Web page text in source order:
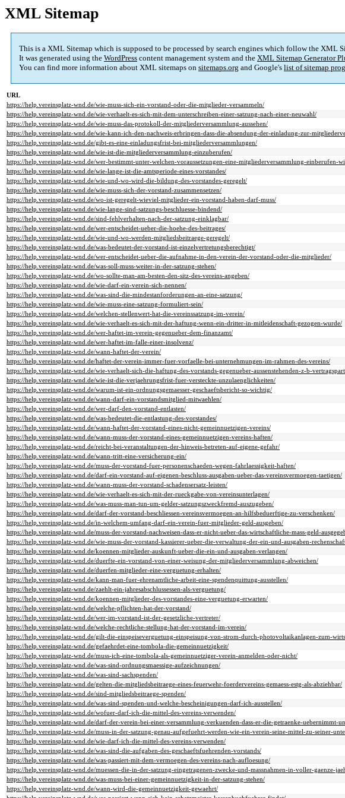
XML Sitemap
This is a XML Sitemap which is supposed to be processed by search engines which follow the XML
It was generated using the WordPress content management system and the XML Sitemap Generator
You can find more information about XML sitemaps on sitemaps.org and Google's list of sitemap
URL
https://help.vereinsplatz-wnd.de/wie-muss-sich-ein-vorstand-oder-die-mitglieder-versammeln/
https://help.vereinsplatz-wnd.de/wie-verhaelt-es-sich-mit-dem-unterschreiben-einer-satzung-nach-einer-neuwahl/
https://help.vereinsplatz-wnd.de/wie-muss-das-protokoll-der-mitgliederversammlung-aussehen/
https://help.vereinsplatz-wnd.de/wie-kann-ich-den-nachweis-erbringen-dass-die-absendung-der-einladung-zur-
https://help.vereinsplatz-wnd.de/gibt-es-eine-einladungsfrist-bei-mitgliederversammlungen/
https://help.vereinsplatz-wnd.de/wie-ist-die-mitgliederversammlung-einzuberufen/
https://help.vereinsplatz-wnd.de/wer-bestimmt-unter-welchen-voraussetzungen-eine-mitgliederversammlung-einberufen-
https://help.vereinsplatz-wnd.de/wie-lange-ist-die-amtsperiode-eines-vorstandes/
https://help.vereinsplatz-wnd.de/wie-und-wo-wird-die-bildung-des-vorstandes-geregelt/
https://help.vereinsplatz-wnd.de/wie-muss-sich-der-vorstand-zusammensetzen/
https://help.vereinsplatz-wnd.de/wo-ist-geregelt-wieviel-mitglieder-ein-vorstand-haben-darf-muss/
https://help.vereinsplatz-wnd.de/wie-lange-sind-satzungs-beschluesse-bindend/
https://help.vereinsplatz-wnd.de/sind-fehlverhalten-nach-der-satzung-einklagbar/
https://help.vereinsplatz-wnd.de/wer-entscheidet-ueber-die-hoehe-des-beitrages/
https://help.vereinsplatz-wnd.de/wie-und-wo-werden-mitgliedsbeitraege-geregelt/
https://help.vereinsplatz-wnd.de/was-bedeutet-der-vorstand-ist-einzelvertretungsberechtigt/
https://help.vereinsplatz-wnd.de/wer-entscheidet-ueber-die-aufnahme-in-den-verein-der-vorstand-oder-die-mitglieder/
https://help.vereinsplatz-wnd.de/was-soll-muss-weiter-in-der-satzung-stehen/
https://help.vereinsplatz-wnd.de/wo-sollte-man-am-besten-den-sitz-des-vereins-angeben/
https://help.vereinsplatz-wnd.de/wie-darf-ein-verein-sich-nennen/
https://help.vereinsplatz-wnd.de/was-sind-die-mindestanforderungen-an-eine-satzung/
https://help.vereinsplatz-wnd.de/wie-muss-eine-satzung-formuliert-sein/
https://help.vereinsplatz-wnd.de/welchen-stellenwert-hat-die-vereinssatzung-im-verein/
https://help.vereinsplatz-wnd.de/wie-verhaelt-es-sich-mit-der-haftung-wenn-ein-dritter-in-mitleidenschaft-gezogen-wurde/
https://help.vereinsplatz-wnd.de/wer-haftet-im-verein-gegenueber-dem-finanzamt/
https://help.vereinsplatz-wnd.de/wer-haftet-im-falle-einer-insolvenz/
https://help.vereinsplatz-wnd.de/wann-haftet-der-verein/
https://help.vereinsplatz-wnd.de/haftet-der-verein-immer-fuer-vorfaelle-bei-unternehmungen-im-rahmen-des-vereins/
https://help.vereinsplatz-wnd.de/wie-verhaelt-sich-die-haftung-des-vorstands-gegenueber-aussenstehenden-z-b-
https://help.vereinsplatz-wnd.de/wie-ist-die-verjaehrungsfrist-fuer-versteckte-unzulaenglichkeiten/
https://help.vereinsplatz-wnd.de/warum-ist-ein-ordnungsgemaesser-geschaeftsbericht-so-wichtig/
https://help.vereinsplatz-wnd.de/wann-darf-ein-vorstandsmitglied-mitwaehlen/
https://help.vereinsplatz-wnd.de/wer-darf-den-vorstand-entlasten/
https://help.vereinsplatz-wnd.de/was-bedeutet-die-entlastung-des-vorstandes/
https://help.vereinsplatz-wnd.de/wann-haftet-der-vorstand-eines-nicht-gemeinnuetzigen-vereins/
https://help.vereinsplatz-wnd.de/wann-muss-der-vorstand-eines-gemeinnuetzigen-vereins-haften/
https://help.vereinsplatz-wnd.de/reicht-bei-veranstaltungen-der-hinweis-betreten-auf-eigene-gefahr/
https://help.vereinsplatz-wnd.de/wann-tritt-eine-versicherung-ein/
https://help.vereinsplatz-wnd.de/muss-der-vorstand-fuer-personenschaeden-wegen-fahrlaessigkeit-haften/
https://help.vereinsplatz-wnd.de/darf-ein-vorstand-auf-eigenen-beschluss-ausgaben-ueber-das-vereinsvermoegen-taetigen/
https://help.vereinsplatz-wnd.de/wann-muss-der-vorstand-schadensersatz-leisten/
https://help.vereinsplatz-wnd.de/wie-verhaelt-es-sich-mit-der-rueckgabe-von-vereinsunterlagen/
https://help.vereinsplatz-wnd.de/was-muss-man-tun-um-gelder-satzungszweckfremd-auszugeben/
https://help.vereinsplatz-wnd.de/darf-der-vorstand-beschliessen-vereinsvermoegen-an-hilfsbeduerftige-zu-verschenken/
https://help.vereinsplatz-wnd.de/in-welchem-umfang-darf-ein-verein-fuer-mitglieder-geld-ausgeben/
https://help.vereinsplatz-wnd.de/muss-der-vorstand-nachweisen-dass-er-nicht-ueber-das-wirtschaftliche-mass-geld-
https://help.vereinsplatz-wnd.de/wie-muss-der-vorstand-kassierer-ueber-die-verwaltung-der-ein-und-ausgaben-
https://help.vereinsplatz-wnd.de/koennen-mitglieder-auskunft-ueber-die-ein-und-ausgaben-verlangen/
https://help.vereinsplatz-wnd.de/duerfte-ein-vorstand-von-einer-weisung-der-mitgliederversammlung-abweichen/
https://help.vereinsplatz-wnd.de/duerfen-mitglieder-eine-verguetung-erhalten/
https://help.vereinsplatz-wnd.de/kann-man-fuer-ehrenamtliche-arbeit-eine-spendenquittung-ausstellen/
https://help.vereinsplatz-wnd.de/zaehlt-ein-jahresabschlussessen-als-verguetung/
https://help.vereinsplatz-wnd.de/koennen-mitglieder-des-vorstandes-eine-verguetung-erwarten/
https://help.vereinsplatz-wnd.de/welche-pflichten-hat-der-vorstand/
https://help.vereinsplatz-wnd.de/wer-im-vorstand-ist-der-gesetzliche-vertreter/
https://help.vereinsplatz-wnd.de/welche-rechtliche-stellung-hat-der-vorstand-im-verein/
https://help.vereinsplatz-wnd.de/gilt-die-einspeiseverguetung-einspeisung-von-strom-durch-photovoltaikanlagen-zum-
https://help.vereinsplatz-wnd.de/gefaehrdet-eine-tombola-die-gemeinnuetzigkeit/
https://help.vereinsplatz-wnd.de/muss-ich-eine-tombola-als-gemeinnuetziger-verein-anmelden-oder-nicht/
https://help.vereinsplatz-wnd.de/was-sind-ordnungsmaessige-aufzeichnungen/
https://help.vereinsplatz-wnd.de/was-sind-sachspenden/
https://help.vereinsplatz-wnd.de/gelten-die-mitgliedsbeitraege-eines-feuerwehr-foerdervereins-gemaess-estg-als-abziehbar/
https://help.vereinsplatz-wnd.de/sind-mitgliedsbeitraege-spenden/
https://help.vereinsplatz-wnd.de/was-sind-spenden-und-welche-bescheinigungen-darf-ich-ausstellen/
https://help.vereinsplatz-wnd.de/wofuer-darf-ich-die-mittel-des-vereins-verwenden/
https://help.vereinsplatz-wnd.de/darf-der-verein-bei-einer-versammlung-verkuenden-dass-er-die-getraenke-uebernimmt-
https://help.vereinsplatz-wnd.de/muss-in-der-satzung-genau-aufgefuehrt-werden-wie-ein-verein-seine-mittel-zu-seiner-
https://help.vereinsplatz-wnd.de/wie-darf-ich-die-mittel-des-vereins-verwenden/
https://help.vereinsplatz-wnd.de/was-sind-die-aufgaben-des-geschaeftsfuehrenden-vorstands/
https://help.vereinsplatz-wnd.de/was-passiert-mit-dem-vermoegen-des-vereins-nach-aufloesung/
https://help.vereinsplatz-wnd.de/muessen-die-in-der-satzung-eingetragenen-zwecke-und-massnahmen-in-voller-gaenze-
https://help.vereinsplatz-wnd.de/was-muss-bei-einer-gemeinnuetzigkeit-in-der-satzung-stehen/
https://help.vereinsplatz-wnd.de/wann-wird-die-gemeinnuetzigkeit-gewaehrt/